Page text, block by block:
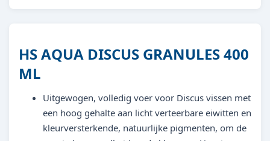
HS AQUA DISCUS GRANULES 400
ML
Uitgewogen, volledig voer voor Discus vissen met
een hoog gehalte aan licht verteerbare eiwitten en
kleurversterkende, natuurlijke pigmenten, om de